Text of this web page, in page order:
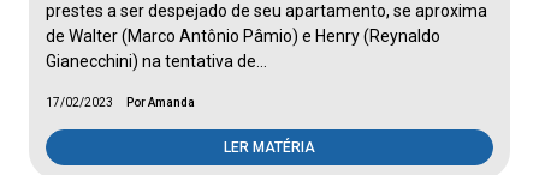
prestes a ser despejado de seu apartamento, se aproxima
de Walter (Marco Antônio Pâmio) e Henry (Reynaldo
Gianecchini) na tentativa de…
17/02/2023 Por Amanda
LER MATÉRIA